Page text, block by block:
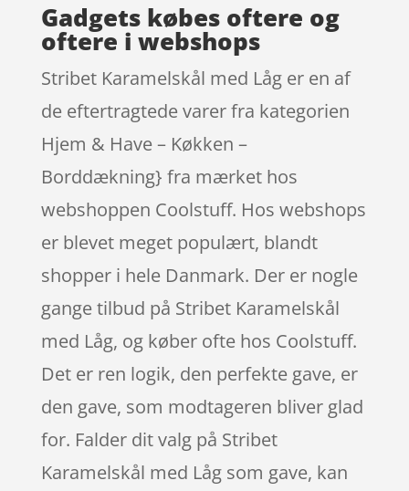
Gadgets købes oftere og
oftere i webshops
Stribet Karamelskål med Låg er en af
de eftertragtede varer fra kategorien
Hjem & Have – Køkken –
Borddækning} fra mærket hos
webshoppen Coolstuff. Hos webshops
er blevet meget populært, blandt
shopper i hele Danmark. Der er nogle
gange tilbud på Stribet Karamelskål
med Låg, og køber ofte hos Coolstuff.
Det er ren logik, den perfekte gave, er
den gave, som modtageren bliver glad
for. Falder dit valg på Stribet
Karamelskål med Låg som gave, kan